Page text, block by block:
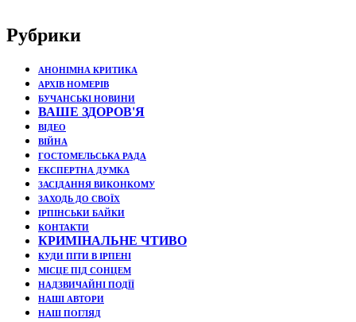
Рубрики
АНОНІМНА КРИТИКА
АРХІВ НОМЕРІВ
БУЧАНСЬКІ НОВИНИ
ВАШЕ ЗДОРОВ'Я
ВІДЕО
ВІЙНА
ГОСТОМЕЛЬСЬКА РАДА
ЕКСПЕРТНА ДУМКА
ЗАСІДАННЯ ВИКОНКОМУ
ЗАХОДЬ ДО СВОЇХ
ІРПІНСЬКИ БАЙКИ
КОНТАКТИ
КРИМІНАЛЬНЕ ЧТИВО
КУДИ ПІТИ В ІРПЕНІ
МІСЦЕ ПІД СОНЦЕМ
НАДЗВИЧАЙНІ ПОДЇЇ
НАШІ АВТОРИ
НАШ ПОГЛЯД